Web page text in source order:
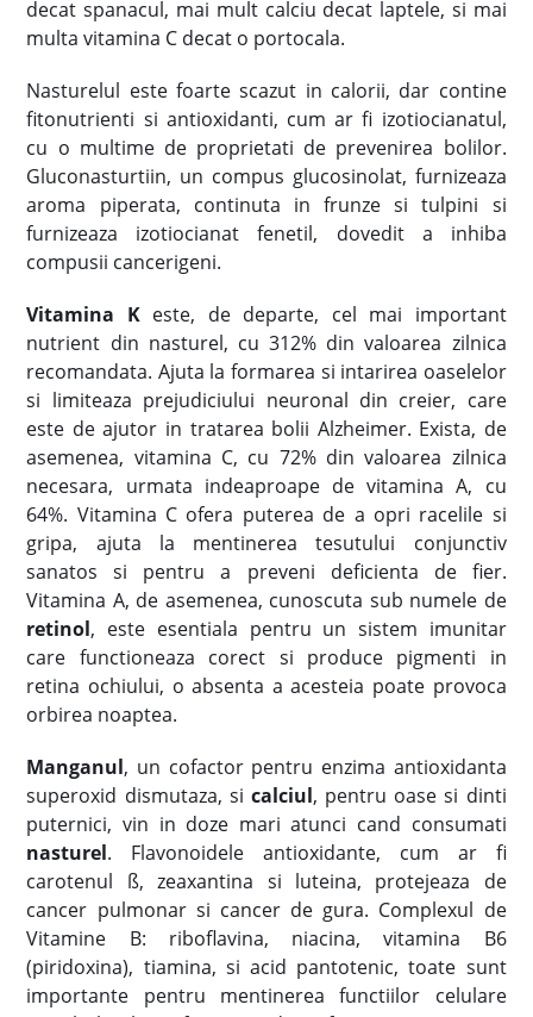
decat spanacul, mai mult calciu decat laptele, si mai
multa vitamina C decat o portocala.
Nasturelul este foarte scazut in calorii, dar contine
fitonutrienti si antioxidanti, cum ar fi izotiocianatul,
cu o multime de proprietati de prevenirea bolilor.
Gluconasturtiin, un compus glucosinolat, furnizeaza
aroma piperata, continuta in frunze si tulpini si
furnizeaza izotiocianat fenetil, dovedit a inhiba
compusii cancerigeni.
Vitamina Keste, de departe, cel mai important
nutrient din nasturel, cu 312% din valoarea zilnica
recomandata. Ajuta la formarea si intarirea oaselelor
si limiteaza prejudiciului neuronal din creier, care
este de ajutor in tratarea bolii Alzheimer. Exista, de
asemenea, vitamina C, cu 72% din valoarea zilnica
necesara, urmata indeaproape de vitamina A, cu
64%. Vitamina C ofera puterea de a opri racelile si
gripa, ajuta la mentinerea tesutului conjunctiv
sanatos si pentru a preveni deficienta de fier.
Vitamina A, de asemenea, cunoscuta sub numele de
retinol, este esentiala pentru un sistem imunitar
care functioneaza corect si produce pigmenti in
retina ochiului, o absenta a acesteia poate provoca
orbirea noaptea.
Manganul, un cofactor pentru enzima antioxidanta
superoxid dismutaza, si calciul, pentru oase si dinti
puternici, vin in doze mari atunci cand consumati
nasturel. Flavonoidele antioxidante, cum ar fi
carotenul ß, zeaxantina si luteina, protejeaza de
cancer pulmonar si cancer de gura. Complexul de
Vitamine B: riboflavina, niacina, vitamina B6
(piridoxina), tiamina, si acid pantotenic, toate sunt
importante pentru mentinerea functiilor celulare